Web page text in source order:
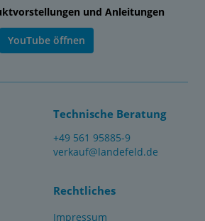
und Anleitungen
YouTube öffnen
Technische Beratung
+49 561 95885-9
verkauf@landefeld.de
Rechtliches
Impressum